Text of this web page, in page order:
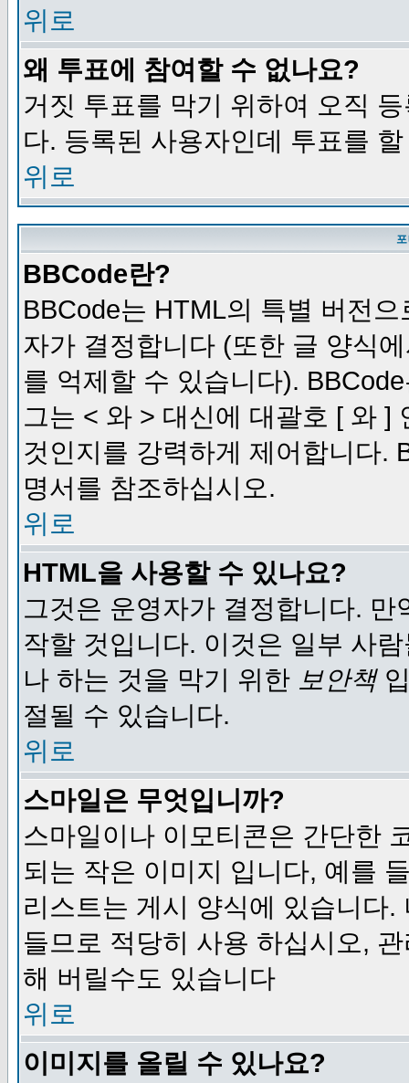
위로
왜 투표에 참여할 수 없나요?
거짓 투표를 막기 위하여 오직
다. 등록된 사용자인데 투표를
위로
BBCode란?
BBCode는 HTML의 특별 버전
자가 결정합니다 (또한 글 양식
를 억제할 수 있습니다).
그는 < 와 > 대신에 대괄호 [ 와 ]
것인지를 강력하게 제어합니다.
명서를 참조하십시오.
위로
HTML을 사용할 수 있나요?
그것은 운영자가 결정합니다.
작할 것입니다. 이것은 일부 사
나 하는 것을 막기 위한 보안책
절될 수 있습니다.
위로
스마일은 무엇입니까?
스마일이나 이모티콘은 간단한
되는 작은 이미지 입니다, 예를
리스트는 게시 양식에 있습니다
들므로 적당히 사용 하십시오,
해 버릴수도 있습니다
위로
이미지를 올릴 수 있나요?